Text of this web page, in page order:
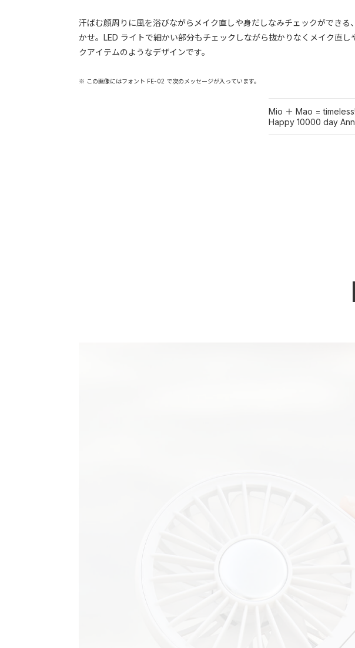
汗ばむ顔周りに風を浴びながらメイク直しや身だしなみチェックができ
かせ。LED ライトで細かい部分もチェックしながら抜かりなくメイク直
クアイテムのようなデザインです。
※ この画像にはフォント FE-02 で次のメッセージが入っています。
Mio ＋ Mao = timeless!
Happy 10000 day